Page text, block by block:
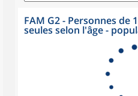
FAM G2 - Personnes de
seules selon l'âge -